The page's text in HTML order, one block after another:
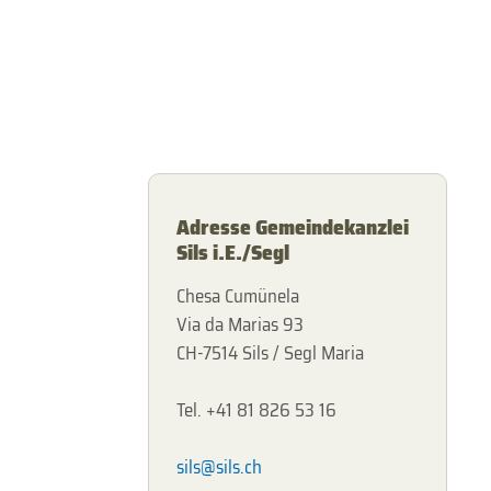
Adresse Gemeindekanzlei
Sils i.E./Segl
Chesa Cumünela
Via da Marias 93
CH-7514 Sils / Segl Maria
Tel. +41 81 826 53 16
sils@sils.ch